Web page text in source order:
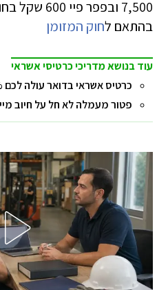
7,500
בהתאם לחוק המזומן
עוד בנושא מדריכי כרטיסי אשראי
כרטיס אשראי בדואר עולה לכם 10% ריבית בתשלומים
פטור מעמלה לא חל על חיוב